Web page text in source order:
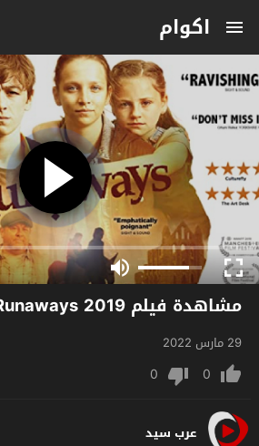
اكوام
مشاهدة فيلم The Runaways 2019 مترجم
29 مارس 2022
0
0
عرب سيد